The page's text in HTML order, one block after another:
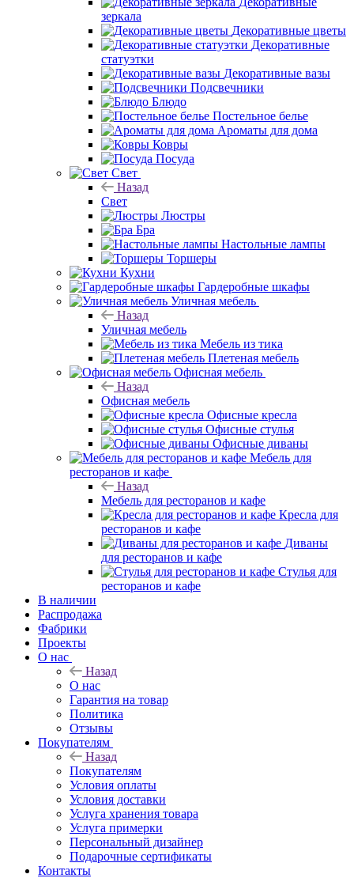
зеркала
Декоративные цветы
Декоративные
статуэтки
Декоративные вазы
Подсвечники
Блюдо
Постельное белье
Ароматы для дома
Ковры
Посуда
Свет
Назад
Свет
Люстры
Бра
Настольные лампы
Торшеры
Кухни
Гардеробные шкафы
Уличная мебель
Назад
Уличная мебель
Мебель из тика
Плетеная мебель
Офисная мебель
Назад
Офисная мебель
Офисные кресла
Офисные стулья
Офисные диваны
Мебель для
ресторанов и кафе
Назад
Мебель для ресторанов и кафе
Кресла для
ресторанов и кафе
Диваны
для ресторанов и кафе
Стулья для
ресторанов и кафе
В наличии
Распродажа
Фабрики
Проекты
О нас
Назад
О нас
Гарантия на товар
Политика
Отзывы
Покупателям
Назад
Покупателям
Условия оплаты
Условия доставки
Услуга хранения товара
Услуга примерки
Персональный дизайнер
Подарочные сертификаты
Контакты